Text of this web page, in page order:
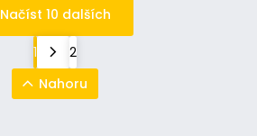
Načíst 10 dalších
1
2
Nahoru